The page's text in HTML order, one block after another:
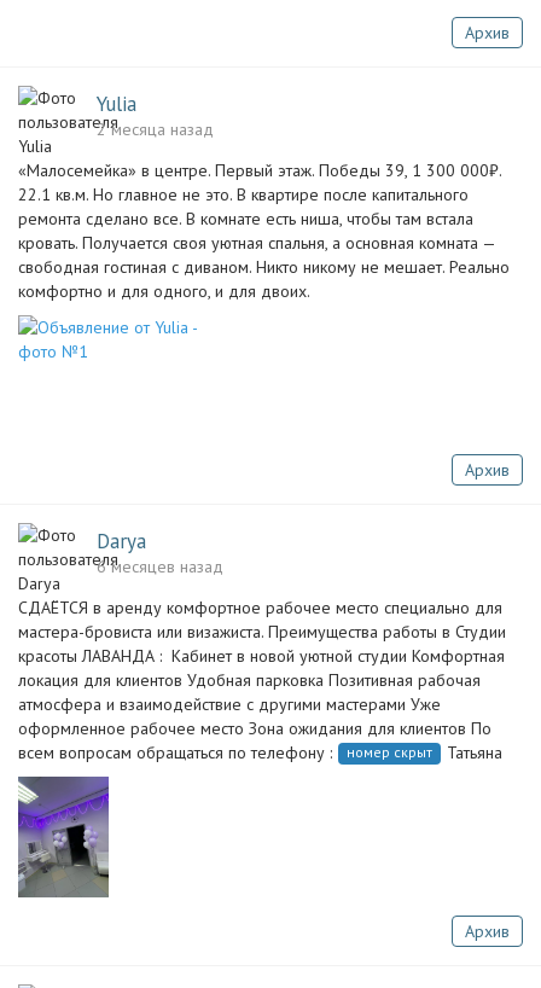
Архив
Yulia
2 месяца назад
«Малосемейка» в центре. Первый этаж. Победы 39, 1 300 000₽.
22.1 кв.м. Но главное не это. В квартире после капитального
ремонта сделано все. В комнате есть ниша, чтобы там встала
кровать. Получается своя уютная спальня, а основная комната —
свободная гостиная с диваном. Никто никому не мешает. Реально
комфортно и для одного, и для двоих.
Архив
Darya
6 месяцев назад
СДАЁТСЯ в аренду комфортное рабочее место специально для
мастера-бровиста или визажиста. Преимущества работы в Студии
красоты ЛАВАНДА : ️ Кабинет в новой уютной студии Комфортная
локация для клиентов Удобная парковка Позитивная рабочая
атмосфера и взаимодействие с другими мастерами Уже
оформленное рабочее место Зона ожидания для клиентов По
всем вопросам обращаться по телефону :
номер скрыт Татьяна
Архив